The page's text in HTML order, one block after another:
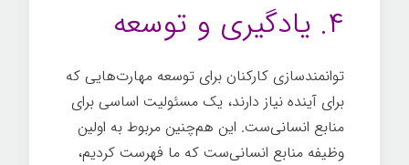
۴. یادگیری و توسعه
توانمندسازی کارکنان برای توسعه مهارت‌هایی که
برای آینده نیاز دارند، یک مسئولیت اساسی برای
منابع انسانی‌ست. این هم‌چنین مربوط به اولین
وظیفه منابع انسانی‌ست که ما فهرست کردیم،